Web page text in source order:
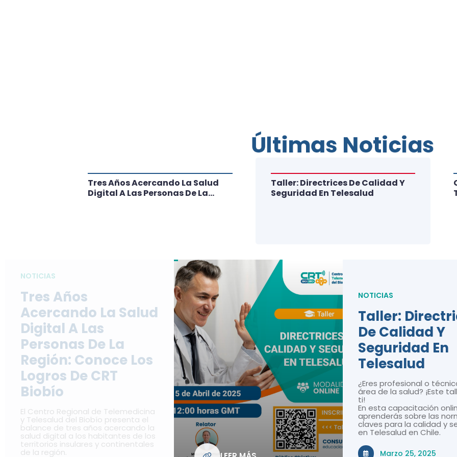
NOTICIAS
Tres Años
Acercando La Salud
Digital A Las
Personas De La
Región: Conoce Los
Logros De CRT
Biobío
El Centro Regional de Telemedicina
y Telesalud del Biobío presenta el
balance de tres años acercando la
salud digital a los habitantes de los
territorios insulares y continentales
de la región.
NOTICIAS
Taller:
De Calidad Y
Seguridad En
Telesalud
¿Eres profesional o
área de la salud? ¡Este
ti!
En esta capacitación
aprenderás sobre las
claves para la calidad y
en Telesalud en Chile.
Marzo 25, 2025
Tres Años Acercando La Salud
Digital A Las Personas De La
Taller: Directrices De Calidad Y
Seguridad En Telesalud
Últimas Noticias